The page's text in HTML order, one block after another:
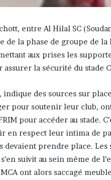
entre Al Hilal SC
de la phase de groupe de la
aux prises les
la sécurité du stade
des sources sur
pour soutenir leur club,
pour accéder au stade.
en respect leur intima de
devaient prendre place. Les
suivit au sein même de
ont alors saccagé